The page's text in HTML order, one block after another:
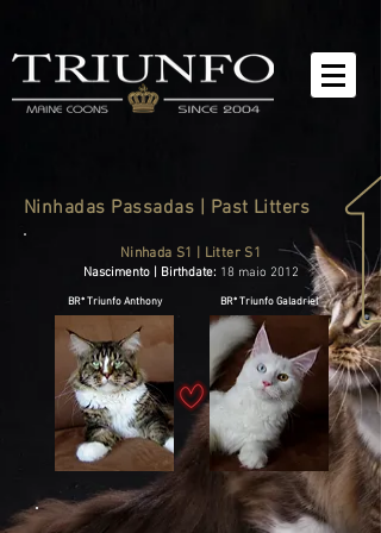
Nascimento | Birthdate: 18 maio 2012
Ninhada S1 | Litter S1
BR* Triunfo Anthony BR* Triunfo Galadriel
BR* Triunfo Sgt. Pepper
Ninhadas Passadas | Past Litters